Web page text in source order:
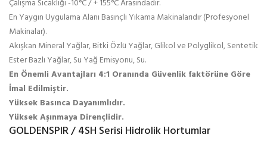
Çalışma Sıcaklığı -10°C / + 155°C Arasındadır.
En Yaygın Uygulama Alanı Basınçlı Yıkama Makinalarıdır (Profesyonel
Makinalar).
Akışkan Mineral Yağlar, Bitki Özlü Yağlar, Glikol ve Polyglikol, Sentetik
Ester Bazlı Yağlar, Su Yağ Emisyonu, Su.
En Önemli Avantajları 4:1 Oranında Güvenlik faktörüne Göre
İmal Edilmiştir.
Yüksek Basınca Dayanımlıdır.
Yüksek Aşınmaya Dirençlidir.
GOLDENSPIR / 4SH Serisi Hidrolik Hortumlar